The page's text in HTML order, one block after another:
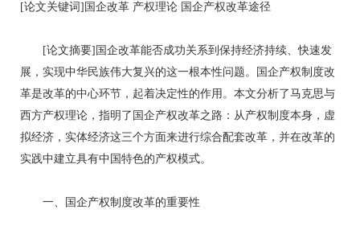
[论文关键词]国企改革 产权理论 国企产权改革途径
[论文摘要]国企改革能否成功关系到保持经济持续、快速发
展，实现中华民族伟大复兴的这一根本性问题。国企产权制度改
革是改革的中心环节，起着决定性的作用。本文分析了马克思与
西方产权理论，指明了国企产权改革之路：从产权制度本身，虚
拟经济，实体经济这三个方面来进行综合配套改革，并在改革的
实践中建立具有中国特色的产权模式。
一、国企产权制度改革的重要性